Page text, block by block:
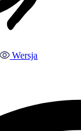
Wersja